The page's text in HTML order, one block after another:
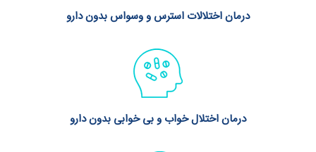
درمان اختلالات استرس و وسواس بدون دارو
درمان اختلال خواب و بی خوابی بدون دارو